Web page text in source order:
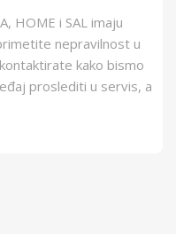
HOME i SAL imaju
nepravilnost u
kako bismo
proslediti u servis, a